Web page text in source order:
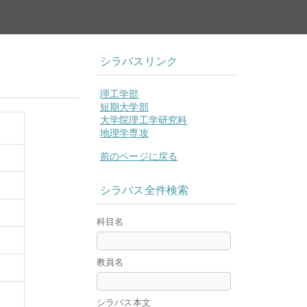
シラバスリンク
理工学部
短期大学部
大学院理工学研究科
地理学専攻
前のページに戻る
シラバス全件検索
科目名
教員名
シラバス本文